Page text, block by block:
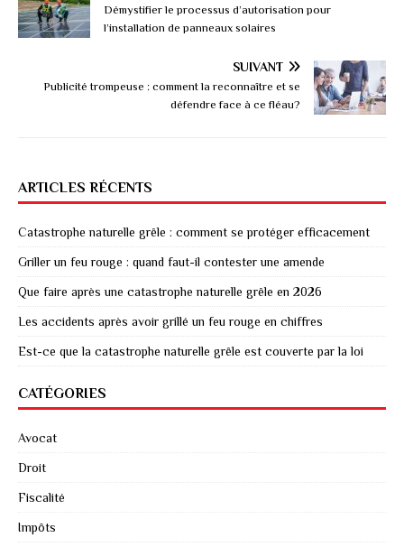
Démystifier le processus d’autorisation pour
l’installation de panneaux solaires
SUIVANT
Publicité trompeuse : comment la reconnaître et se
défendre face à ce fléau?
ARTICLES RÉCENTS
Catastrophe naturelle grêle : comment se protéger efficacement
Griller un feu rouge : quand faut-il contester une amende
Que faire après une catastrophe naturelle grêle en 2026
Les accidents après avoir grillé un feu rouge en chiffres
Est-ce que la catastrophe naturelle grêle est couverte par la loi
CATÉGORIES
Avocat
Droit
Fiscalité
Impôts